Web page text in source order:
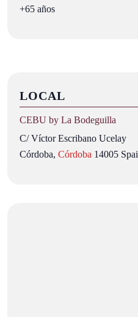
+65 años
LOCAL
CEBU by La Bodeguilla
C/ Víctor Escribano Ucelay
Córdoba, Córdoba 14005